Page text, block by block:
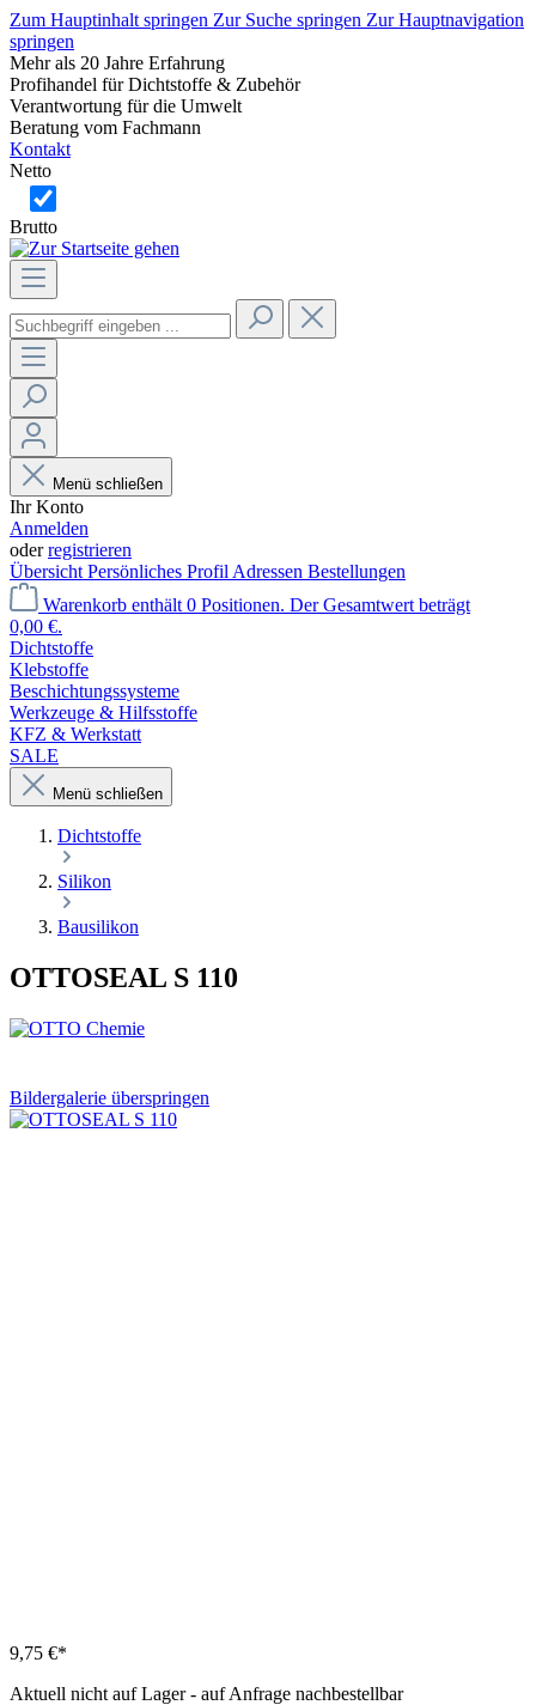
Zum Hauptinhalt springen Zur Suche springen Zur Hauptnavigation
springen
Mehr als 20 Jahre Erfahrung
Profihandel für Dichtstoffe & Zubehör
Verantwortung für die Umwelt
Beratung vom Fachmann
Kontakt
Netto
Brutto
Menü schließen
Ihr Konto
Anmelden
oderregistrieren
Übersicht Persönliches Profil Adressen Bestellungen
Warenkorb enthält 0 Positionen. Der Gesamtwert beträgt
0,00 €.
Dichtstoffe
Klebstoffe
Beschichtungssysteme
Werkzeuge & Hilfsstoffe
KFZ & Werkstatt
SALE
Menü schließen
Dichtstoffe
Silikon
Bausilikon
OTTOSEAL S 110
Bildergalerie überspringen
9,75 €*
Aktuell nicht auf Lager - auf Anfrage nachbestellbar